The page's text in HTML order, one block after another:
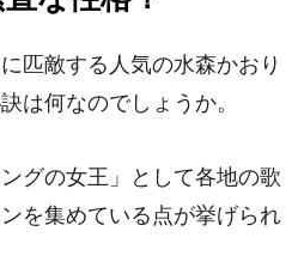
匹敵する人気の水森かおり
は何なのでしょうか。
グの女王」
として各地の歌
を集めている点が挙げられ